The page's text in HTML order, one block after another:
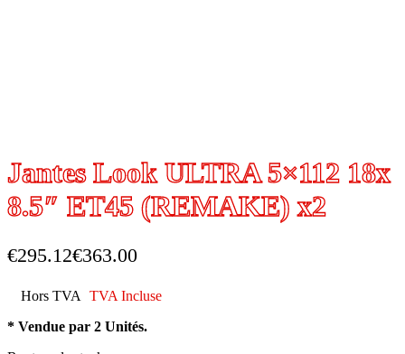
Jantes Look ULTRA 5×112 18x
8.5″ ET45 (REMAKE) x2
€295.12€363.00
Hors TVA
TVA Incluse
* Vendue par 2 Unités.